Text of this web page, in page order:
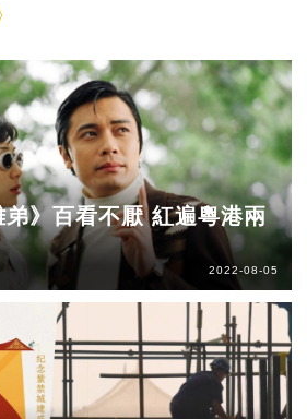
弟》百看不厭 紅遍粵港兩
2022-08-05